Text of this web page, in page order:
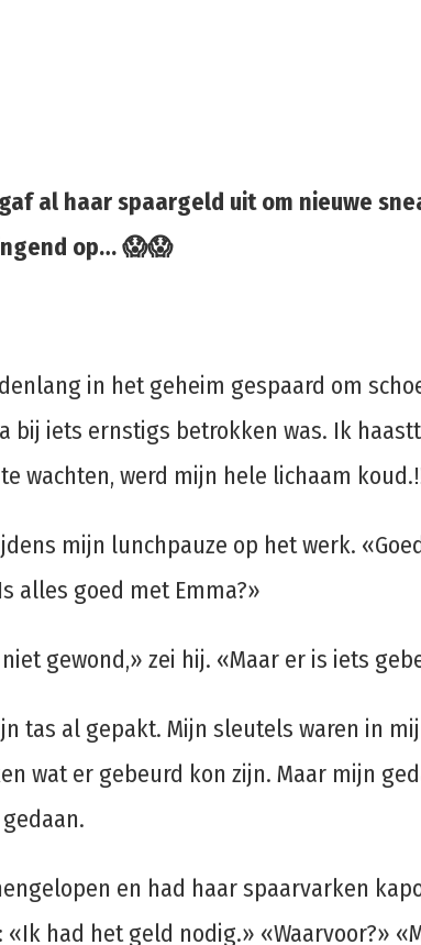
al haar spaargeld uit om nieuwe
op… 😱😱
in het geheim gespaard om
bij iets ernstigs betrokken was. Ik
wachten, werd mijn hele lichaam
mijn lunchpauze op het werk.
alles goed met Emma?»
gewond,» zei hij. «Maar er is iets
tas al gepakt. Mijn sleutels waren in
wat er gebeurd kon zijn. Maar mijn
en had haar spaarvarken
«Ik had het geld nodig.» «Waarvoor?»